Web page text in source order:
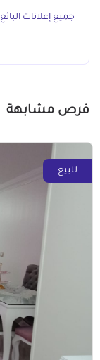
جميع إعلانات البائع
فرص مشابهة
للبيع